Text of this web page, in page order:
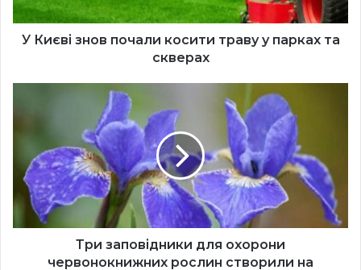
парках
та
скверах
У Києві знов почали косити траву у парках та
скверах
охорони
червонокнижних
рослин
створили
на
Київщині
Три заповідники для охорони
червонокнижних рослин створили на